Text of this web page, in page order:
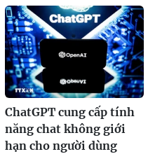
ChatGPT cung cấp tính
năng chat không giới
hạn cho người dùng